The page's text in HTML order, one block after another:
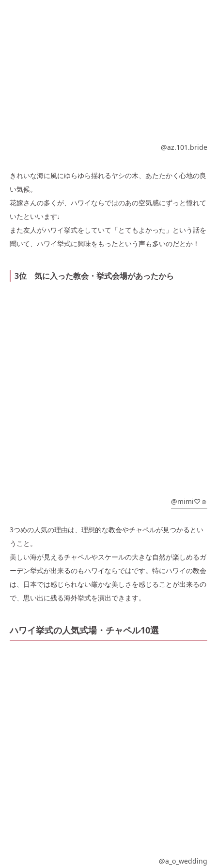
@az.101.bride
きれいな海に風にゆらゆら揺れるヤシの木、あたたかく心地の良
い気候。
花嫁さんの多くが、ハワイならではのあの空気感にずっと憧れて
いたといいます♩
また友人がハワイ挙式をしていて「とてもよかった」という話を
聞いて、ハワイ挙式に興味をもったという声も多いのだとか！
3位 気に入った教会・挙式会場があったから
@mimi♡☺︎
3つめの人気の理由は、理想的な教会やチャペルが見つかるとい
うこと。
美しい海が見えるチャペルやスケールの大きな自然が楽しめるガ
ーデン挙式が出来るのもハワイならではです。特にハワイの教会
は、日本では感じられない厳かな美しさを感じることが出来るの
で、思い出に残る海外挙式を演出できます。
ハワイ挙式の人気式場・チャペル10選
@a_o_wedding